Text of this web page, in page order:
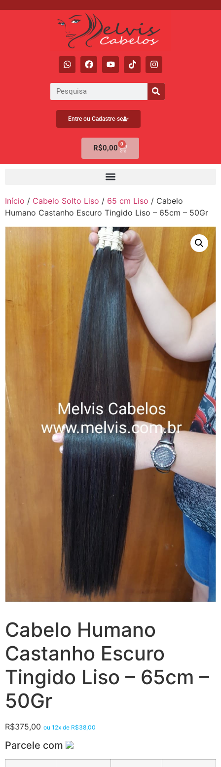
Entre ou Cadastre-se
R$0,00 0
Início / Cabelo Solto Liso / 65 cm Liso / Cabelo
Humano Castanho Escuro Tingido Liso – 65cm – 50Gr
Cabelo Humano
Castanho Escuro
Tingido Liso – 65cm –
50Gr
R$375,00 ou 12x de R$38,00
Parcele com